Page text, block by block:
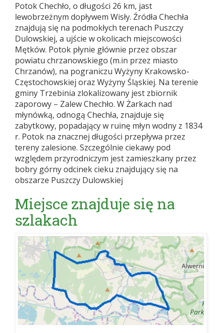
Potok Chechło, o długości 26 km, jast
lewobrzeżnym dopływem Wisły. Źródła Chechła
znajdują się na podmokłych terenach Puszczy
Dulowskiej, a ujście w okolicach miejscowości
Mętków. Potok płynie głównie przez obszar
powiatu chrzanowskiego (m.in przez miasto
Chrzanów), na pograniczu Wyżyny Krakowsko-
Częstochowskiej oraz Wyżyny Śląskiej. Na terenie
gminy Trzebinia zlokalizowany jest zbiornik
zaporowy – Zalew Chechło. W Żarkach nad
młynówką, odnogą Chechła, znajduje się
zabytkowy, popadający w ruinę młyn wodny z 1834
r. Potok na znacznej długości przepływa przez
tereny zalesione. Szczególnie ciekawy pod
względem przyrodniczym jest zamieszkany przez
bobry górny odcinek cieku znajdujący się na
obszarze Puszczy Dulowskiej
Miejsce znajduje się na
szlakach